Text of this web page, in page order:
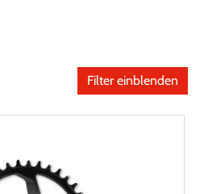
Filter einblenden